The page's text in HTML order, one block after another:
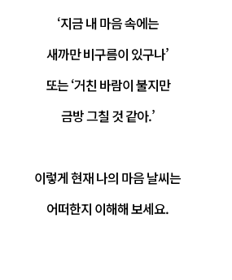
‘지금 내 마음 속에는
새까만 비구름이 있구나’
또는 ‘거친 바람이 불지만
금방 그칠 것 같아.’
이렇게 현재 나의 마음 날씨는
어떠한지 이해해 보세요.